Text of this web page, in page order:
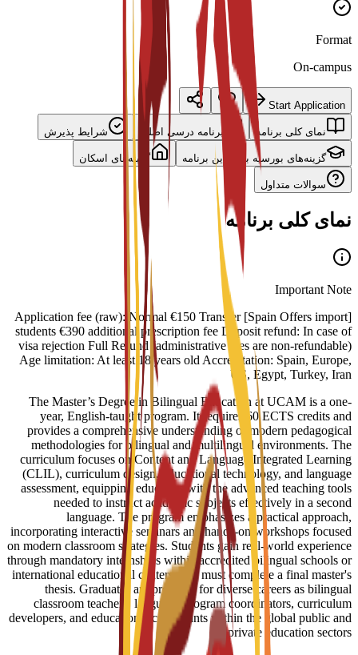
Format
On-campus
Start Application
نمای کلی برنامه برنامه درسی اصلی شرایط پذیرش
گزینه‌های بورسیه برای این برنامه گزینه‌های اسکان
سوالات متداول
نمای کلی برنامه
Important Note
[Spain Offers import] Application fee (raw): Normal €150 Transfer
students €390 additional prescription fee Deposit refund: In case of
visa rejection Full Refund (administrative fees are non-refundable)
Age limitation: At least 18 years old Accreditation: Spain, Europe,
US, Egypt, Turkey, Iran
The Master’s Degree in Bilingual Education at UCAM is a one-
year, English-taught program. It requires 60 ECTS credits and
provides a comprehensive understanding of modern pedagogical
methodologies for bilingual and multilingual environments. The
curriculum focuses on Content and Language Integrated Learning
(CLIL), curriculum design, educational technology, and language
assessment, equipping educators with the advanced teaching tools
needed to instruct academic subjects effectively in a second
language. The program emphasizes a practical approach,
incorporating interactive seminars and hands-on workshops focused
on modern classroom strategies. Students gain real-world experience
through mandatory internships within accredited bilingual schools or
international educational centers, and must complete a final master's
thesis. Graduates are prepared for diverse careers as bilingual
classroom teachers, language program coordinators, curriculum
developers, and educational consultants within the global public and
private education sectors.